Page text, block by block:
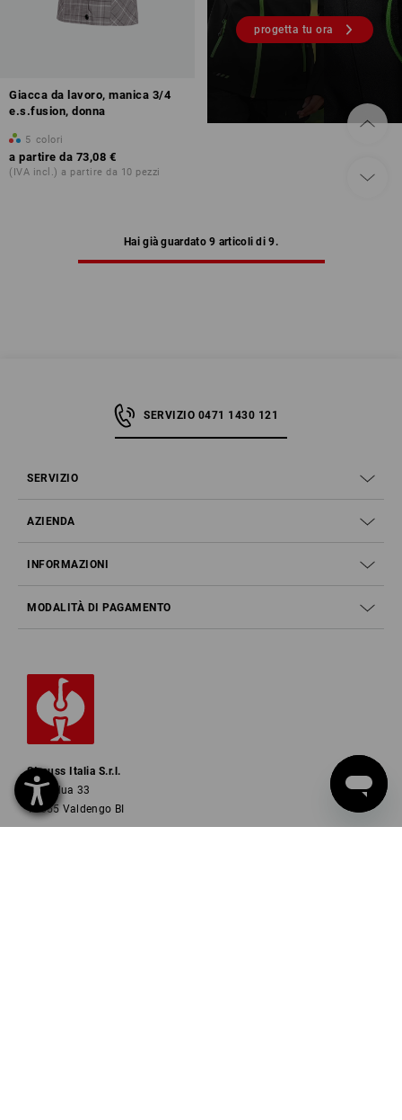
Giacca da lavoro, manica 3/4
e.s.fusion, donna
5 colori
a partire da 73,08 €
(IVA incl.) a partire da 10 pezzi
progetta tu ora
Hai già guardato 9 articoli di 9.
SERVIZIO 0471 1430 121
SERVIZIO
AZIENDA
INFORMAZIONI
MODALITÀ DI PAGAMENTO
Strauss Italia S.r.l.
Via Adua 33
13855 Valdengo BI